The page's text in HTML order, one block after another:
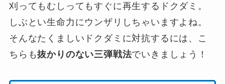
刈ってもむしってもすぐに再生するドクダミ。
しぶとい生命力にウンザリしちゃいますよね。
そんなたくましいドクダミに対抗するには、こ
ちらも抜かりのない三弾戦法でいきましょう！